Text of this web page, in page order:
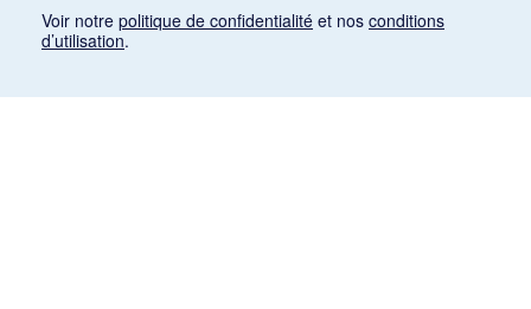
Voir notre politique de confidentialité et nos conditions
d’utilisation.